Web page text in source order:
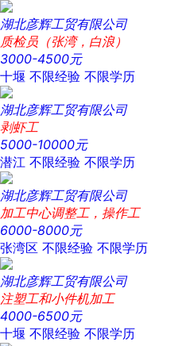
湖北彦辉工贸有限公司
质检员（张湾，白浪）
3000-4500元
十堰 不限经验 不限学历
湖北彦辉工贸有限公司
剥虾工
5000-10000元
潜江 不限经验 不限学历
湖北彦辉工贸有限公司
加工中心调整工，操作工
6000-8000元
张湾区 不限经验 不限学历
湖北彦辉工贸有限公司
注塑工和小件机加工
4000-6500元
十堰 不限经验 不限学历